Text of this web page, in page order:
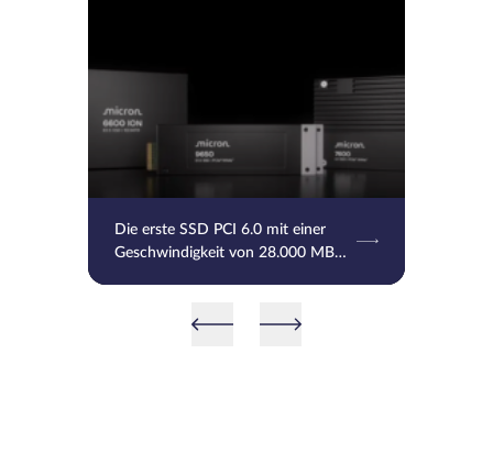
Die erste SSD PCI 6.0 mit einer
Geschwindigkeit von 28.000 MB/s